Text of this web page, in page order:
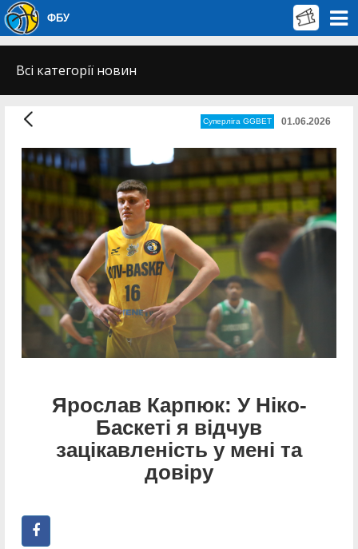
ФБУ
Всі категорії новин
Суперліга GGBET 01.06.2026
Ярослав Карпюк: У Ніко-
Баскеті я відчув
зацікавленість у мені та
довіру